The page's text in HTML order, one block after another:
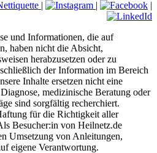
| | |
und Informationen, die auf
haben nicht die Absicht,
herabzusetzen oder zu
der Information im Bereich
Inhalte ersetzen nicht eine
medizinische Beratung oder
sind sorgfältig recherchiert.
für die Richtigkeit aller
Besucher:in von Heilnetz.de
Umsetzung von Anleitungen,
eigene Verantwortung.